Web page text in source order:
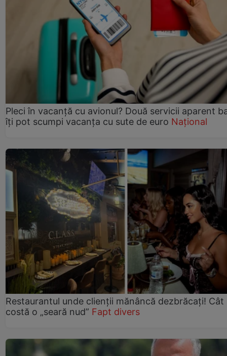
Pleci în vacanță cu avionul? Două servicii aparent
îți pot scumpi vacanța cu sute de euro Național
Restaurantul unde clienții mănâncă dezbrăcați! Cât
costă o „seară nud” Fapt divers